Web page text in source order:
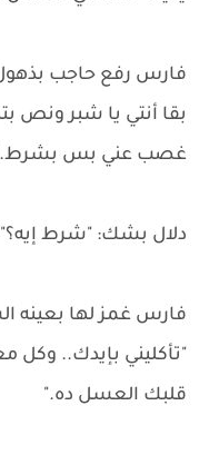
فارس رفع حاجب
بقا أنتي يا شبر ونص
غصب عني بس
دلال بشك: "شرط إيه؟"
فارس غمز لها بعينه
"تأكليني بإيدك.. وكل
قلبك العسل ده."